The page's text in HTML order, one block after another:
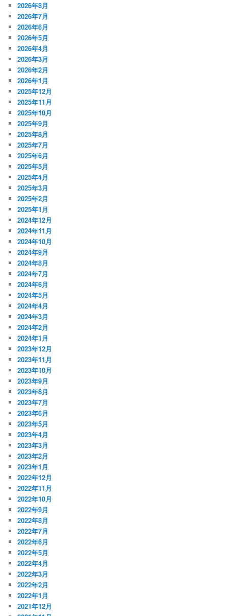
2026年8月
2026年7月
2026年6月
2026年5月
2026年4月
2026年3月
2026年2月
2026年1月
2025年12月
2025年11月
2025年10月
2025年9月
2025年8月
2025年7月
2025年6月
2025年5月
2025年4月
2025年3月
2025年2月
2025年1月
2024年12月
2024年11月
2024年10月
2024年9月
2024年8月
2024年7月
2024年6月
2024年5月
2024年4月
2024年3月
2024年2月
2024年1月
2023年12月
2023年11月
2023年10月
2023年9月
2023年8月
2023年7月
2023年6月
2023年5月
2023年4月
2023年3月
2023年2月
2023年1月
2022年12月
2022年11月
2022年10月
2022年9月
2022年8月
2022年7月
2022年6月
2022年5月
2022年4月
2022年3月
2022年2月
2022年1月
2021年12月